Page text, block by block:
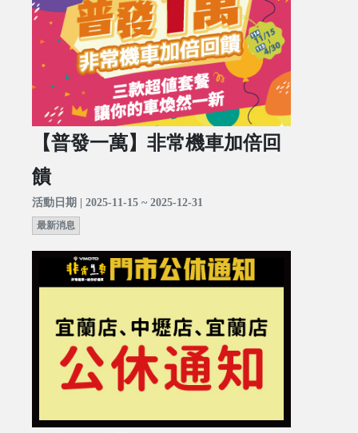
【普發一萬】非常機車加倍回
饋
活動日期 | 2025-11-15 ~ 2025-12-31
最新消息